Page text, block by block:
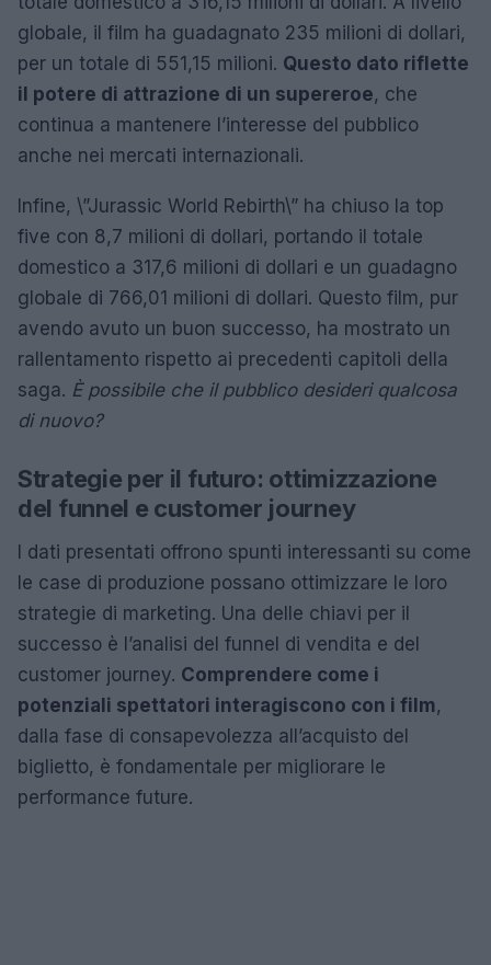
globale, il film ha guadagnato 235 milioni di dollari,
per un totale di 551,15 milioni. Questo dato riflette
il potere di attrazione di un supereroe, che
continua a mantenere l’interesse del pubblico
anche nei mercati internazionali.
Infine, \”Jurassic World Rebirth\” ha chiuso la top
five con 8,7 milioni di dollari, portando il totale
domestico a 317,6 milioni di dollari e un guadagno
globale di 766,01 milioni di dollari. Questo film, pur
avendo avuto un buon successo, ha mostrato un
rallentamento rispetto ai precedenti capitoli della
saga. È possibile che il pubblico desideri qualcosa
di nuovo?
Strategie per il futuro: ottimizzazione
del funnel e customer journey
I dati presentati offrono spunti interessanti su come
le case di produzione possano ottimizzare le loro
strategie di marketing. Una delle chiavi per il
successo è l’analisi del funnel di vendita e del
customer journey. Comprendere come i
potenziali spettatori interagiscono con i film,
dalla fase di consapevolezza all’acquisto del
biglietto, è fondamentale per migliorare le
performance future.